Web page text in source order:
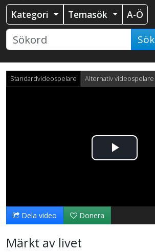
Kategori Temasök A-Ö
Sök
Standardvideospelare Alternativ videospelare
Spela
video
Dela video Donera
Märkt av livet